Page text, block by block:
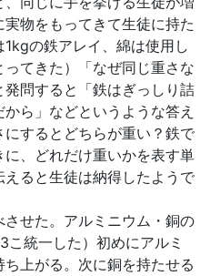
物をもってきて生徒に持た
の鉄アレイ、綿は使用し
てきた）「なぜ同じ重さな
問すると「鉄はぎっしり詰
ら」などというような答え
するとどちらが重い？鉄で
、どれだけ重いかを表す単
ると生徒は納得したようで
せた。アルミニウム・銅の
統一した）初めにアルミ
上がる。次に銅を持たせる